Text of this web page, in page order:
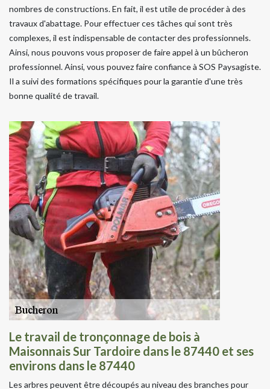
nombres de constructions. En fait, il est utile de procéder à des
travaux d'abattage. Pour effectuer ces tâches qui sont très
complexes, il est indispensable de contacter des professionnels.
Ainsi, nous pouvons vous proposer de faire appel à un bûcheron
professionnel. Ainsi, vous pouvez faire confiance à SOS Paysagiste.
Il a suivi des formations spécifiques pour la garantie d'une très
bonne qualité de travail.
Le travail de tronçonnage de bois à
Maisonnais Sur Tardoire dans le 87440 et ses
environs dans le 87440
Les arbres peuvent être découpés au niveau des branches pour